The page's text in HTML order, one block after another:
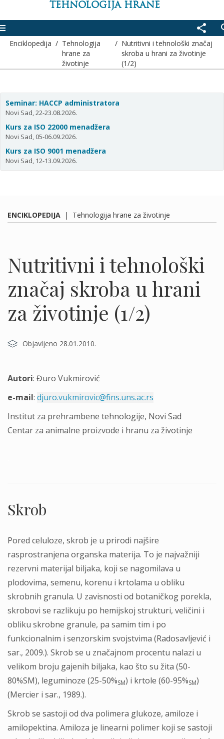
TEHNOLOGIJA HRANE
share
Enciklopedija / Tehnologija
hrane za
životinje
/ Nutritivni i tehnološki značaj
skroba u hrani za životinje
(1/2)
Seminar: HACCP administratora
Novi Sad, 22-23.08.2026.
Kurs za ISO 22000 menadžera
Novi Sad, 05-06.09.2026.
Kurs za ISO 9001 menadžera
Novi Sad, 12-13.09.2026.
ENCIKLOPEDIJA | Tehnologija hrane za životinje
Nutritivni i tehnološki
značaj skroba u hrani
za životinje (1/2)
Objavljeno 28.01.2010.
Autori: Đuro Vukmirović
e-mail: djuro.vukmirovic@fins.uns.ac.rs
Institut za prehrambene tehnologije, Novi Sad
Centar za animalne proizvode i hranu za životinje
Skrob
Pored celuloze, skrob je u prirodi najšire
rasprostranjena organska materija. To je najvažniji
rezervni materijal biljaka, koji se nagomilava u
plodovima, semenu, korenu i krtolama u obliku
skrobnih granula. U zavisnosti od botaničkog porekla,
skrobovi se razlikuju po hemijskoj strukturi, veličini i
obliku skrobne granule, pa samim tim i po
funkcionalnim i senzorskim svojstvima (Radosavljević i
sar., 2009.). Skrob se u značajnom procentu nalazi u
velikom broju gajenih biljaka, kao što su žita (50-
80%SM), leguminoze (25-50%SM) i krtole (60-95%SM)
(Mercier i sar., 1989.).
Skrob se sastoji od dva polimera glukoze, amiloze i
amilopektina. Amiloza je linearni polimer koji se sastoji